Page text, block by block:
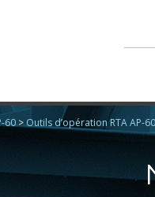
60>Outils d’opération RTA AP-